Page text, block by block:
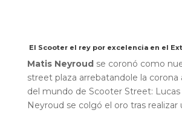
El Scooter el rey por excelencia en el
Matis Neyroudse coronó como
street plaza arrebatandole la corona
del mundo de Scooter Street:
Neyroud se colgó el oro tras realizar